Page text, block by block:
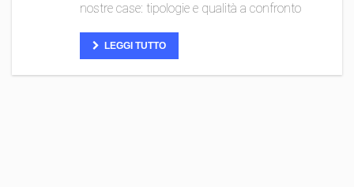
nostre case: tipologie e qualità a confronto
LEGGI TUTTO